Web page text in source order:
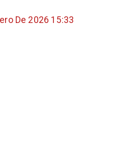
De 2026 15:33